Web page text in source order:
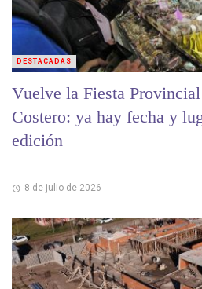
Vuelve la Fiesta
Costero: ya hay fecha y
edición
8 de julio de 2026
DESTACADAS